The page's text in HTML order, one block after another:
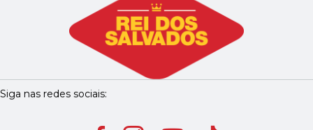
Siga nas redes sociais: